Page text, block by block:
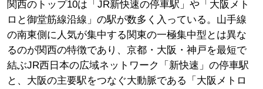
関西のトップ10は「JR新快速の停車駅」や「大阪メト
ロと御堂筋線沿線」の駅が数多く入っている。山手線
の南東側に人気が集中する関東の一極集中型とは異な
るのが関西の特徴であり、京都・大阪・神戸を最短で
結ぶJR西日本の広域ネットワーク「新快速」の停車駅
と、大阪の主要駅をつなぐ大動脈である「大阪メトロ